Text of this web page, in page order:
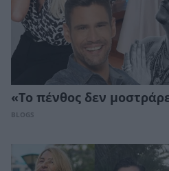
«Το πένθος δεν
BLOGS